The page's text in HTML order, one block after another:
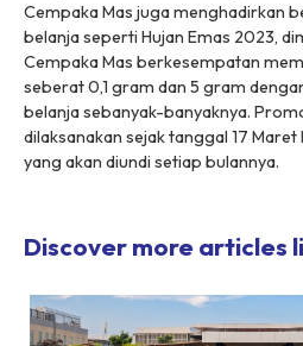
Cempaka Mas juga menghadirkan
belanja seperti Hujan Emas 2023,
Cempaka Mas berkesempatan
seberat 0,1 gram dan 5 gram
belanja sebanyak-banyaknya.
dilaksanakan sejak tanggal 17
yang akan diundi setiap bulannya.
Discover more articles